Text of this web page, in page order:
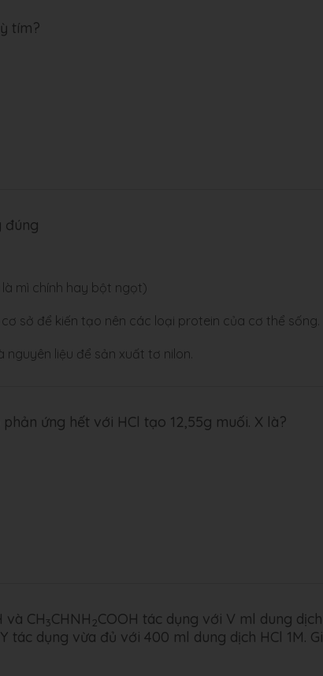
tím?
đúng
mì chính hay bột ngọt)
sở để kiến tạo nên các loại protein của cơ thể sống.
nguyên liệu để sản xuất tơ nilon.
phản ứng hết với HCl tạo 12,55g muối. X là?
và CH3CHNH 2COOH tác dụng với V ml dung dịch
tác dụng vừa đủ với 400 ml dung dịch HCl 1M.